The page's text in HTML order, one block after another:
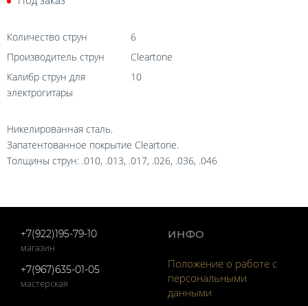
Количество струн
6
Производитель струн
Cleartone
Калибр струн для
электрогитары
10
Никелированная сталь.
Запатентованное покрытие Cleartone.
Толщины струн: .010, .013, .017, .026, .036, .046
+7(922)195-79-10
магазин
+7(967)635-01-05
мастерская
ИНФО
Положение о работе с
персональными
данными